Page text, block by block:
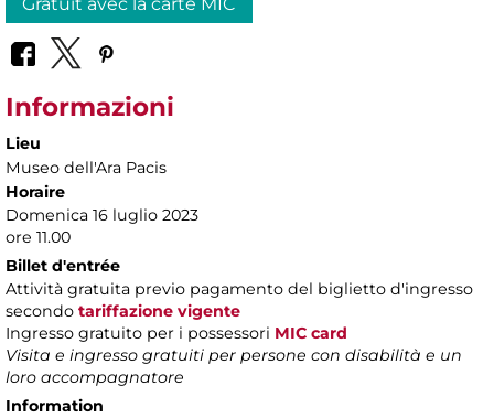
Informazioni
Lieu
Museo dell'Ara Pacis
Horaire
Domenica 16 luglio 2023
ore 11.00
Billet d'entrée
Attività gratuita previo pagamento del biglietto d'ingresso
secondo tariffazione vigente
Ingresso gratuito per i possessori MIC card
Visita e ingresso gratuiti per persone con disabilità e un
loro accompagnatore
Information